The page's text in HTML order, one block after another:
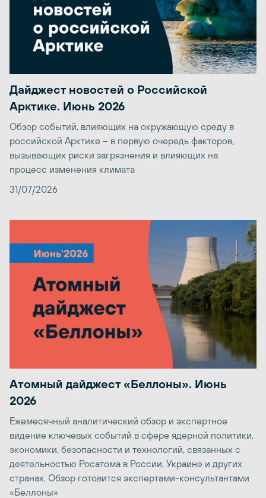
Дайджест новостей о Российской
Арктике. Июнь 2026
Обзор событий, влияющих на окружающую среду в
российской Арктике – в первую очередь факторов,
вызывающих риски загрязнения и влияющих на
процесс изменения климата
31/07/2026
Атомный дайджест «Беллоны». Июнь
2026
Ежемесячный аналитический обзор и экспертное
видение ключевых событий в сфере ядерной политики,
экономики, безопасности и технологий, связанных с
деятельностью Росатома в России, Украине и других
странах. Обзор готовится экспертами-консультантами
«Беллоны»